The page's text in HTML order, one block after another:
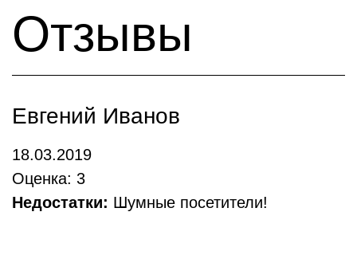
Отзывы
Евгений Иванов
18.03.2019
Оценка: 3
Недостатки: Шумные посетители!